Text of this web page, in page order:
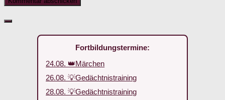
Fortbildungstermine:
24.08. 👑Märchen
26.08. 💡Gedächtnistraining
28.08. 💡Gedächtnistraining